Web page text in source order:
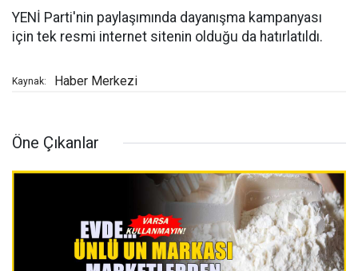
YENİ Parti'nin paylaşımında dayanışma kampanyası
için tek resmi internet sitenin olduğu da hatırlatıldı.
Kaynak: Haber Merkezi
Öne Çıkanlar